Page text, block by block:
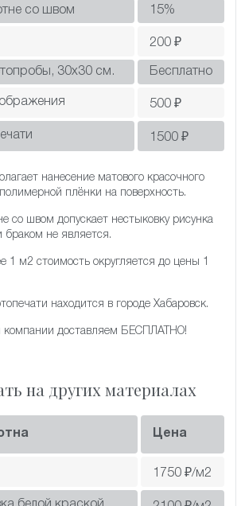
со швом 15%
200 ₽
30х30 см. Бесплатно
500 ₽
1500 ₽
нанесение матового красочного
плёнки на поверхность.
со швом допускает нестыковку рисунка
не является.
м2 стоимость округляется до цены 1
находится в городе Хабаровск.
доставляем БЕСПЛАТНО!
на других материалах
Цена
1750 ₽/м2